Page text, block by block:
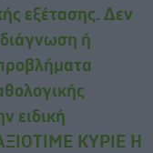
εξέτασης. Δεν
ή
ειδική
ΚΥΡΙΕ Η